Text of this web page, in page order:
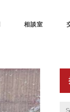
相談室